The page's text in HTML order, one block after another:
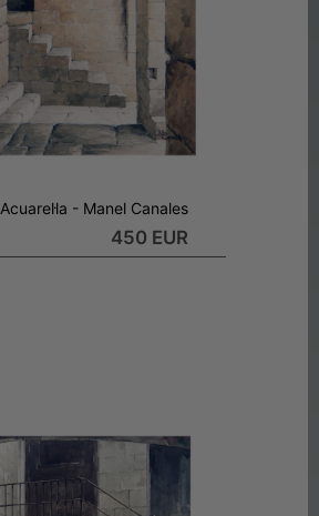
Acuarel·la - Manel Canales
450 EUR